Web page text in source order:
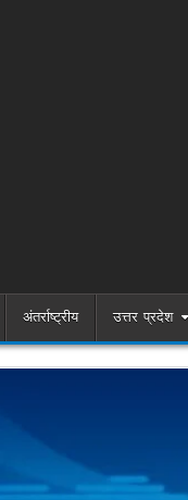
अंतर्राष्ट्रीय उत्तर प्रदेश